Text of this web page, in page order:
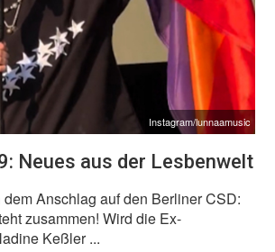
Instagram/lunnaamusic
Neues aus der Lesbenwelt
dem Anschlag auf den Berliner CSD:
zusammen! Wird die Ex-
Keßler ...